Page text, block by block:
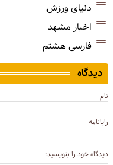
دنیای ورزش
اخبار مشهد
فارسی هشتم
دیدگاه
نام
رایانامه
دیدگاه خود را بنویسید: